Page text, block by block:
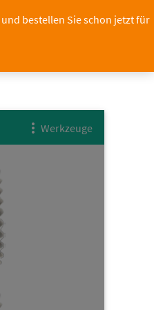
und bestellen Sie schon jetzt für
.Jetzt gestalten und 10 %
Werkzeuge